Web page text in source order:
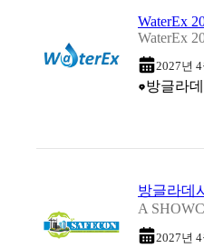
WaterEx
WaterEx
2027년
방글라데
2027년